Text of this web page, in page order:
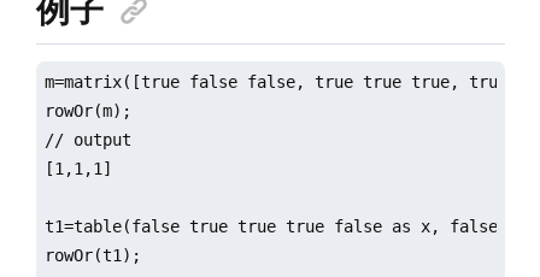
例子
m=matrix([true false false, true true true, true
rowOr(m);
// output
[1,1,1]
t1=table(false true true true false as x, false
rowOr(t1);